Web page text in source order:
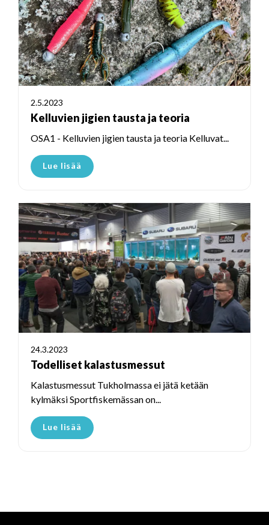
2.5.2023
Kelluvien jigien tausta ja teoria
OSA1 - Kelluvien jigien tausta ja teoria Kelluvat...
Lue lisää
24.3.2023
Todelliset kalastusmessut
Kalastusmessut Tukholmassa ei jätä ketään
kylmäksi Sportfiskemässan on...
Lue lisää